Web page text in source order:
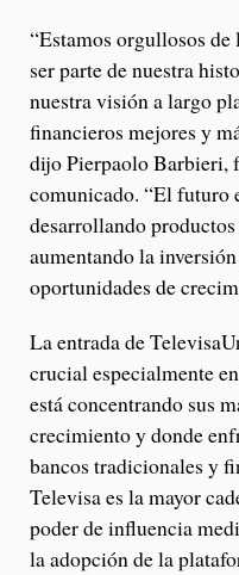
“Estamos orgullosos de
ser parte de nuestra
nuestra visión a largo
financieros mejores y
dijo Pierpaolo Barbieri,
comunicado. “El futuro
desarrollando
aumentando la
oportunidades de
La entrada de
crucial especialmente
está concentrando sus
crecimiento y donde
bancos tradicionales y
Televisa es la mayor
poder de influencia
la adopción de la